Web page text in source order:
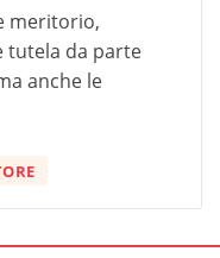
meritorio,
tutela da parte
anche le